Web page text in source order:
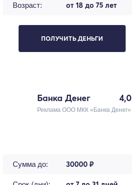
Возраст: от 18 до 75 лет
ПОЛУЧИТЬ ДЕНЬГИ
Банка Денег 4,0
Реклама ООО МКК «Банка Денег»
Сумма до: 30000 ₽